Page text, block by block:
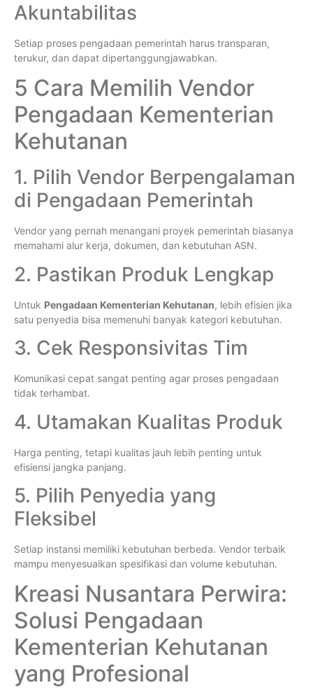
Akuntabilitas
Setiap proses pengadaan pemerintah harus transparan,
terukur, dan dapat dipertanggungjawabkan.
5 Cara Memilih Vendor
Pengadaan Kementerian
Kehutanan
1. Pilih Vendor Berpengalaman
di Pengadaan Pemerintah
Vendor yang pernah menangani proyek pemerintah biasanya
memahami alur kerja, dokumen, dan kebutuhan ASN.
2. Pastikan Produk Lengkap
Untuk Pengadaan Kementerian Kehutanan, lebih efisien jika
satu penyedia bisa memenuhi banyak kategori kebutuhan.
3. Cek Responsivitas Tim
Komunikasi cepat sangat penting agar proses pengadaan
tidak terhambat.
4. Utamakan Kualitas Produk
Harga penting, tetapi kualitas jauh lebih penting untuk
efisiensi jangka panjang.
5. Pilih Penyedia yang
Fleksibel
Setiap instansi memiliki kebutuhan berbeda. Vendor terbaik
mampu menyesuaikan spesifikasi dan volume kebutuhan.
Kreasi Nusantara Perwira:
Solusi Pengadaan
Kementerian Kehutanan
yang Profesional